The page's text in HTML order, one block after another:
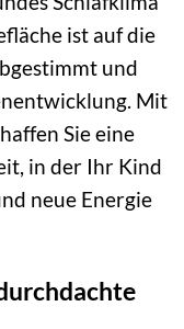
ist auf die
und
Mit
Sie eine
in der Ihr Kind
neue Energie